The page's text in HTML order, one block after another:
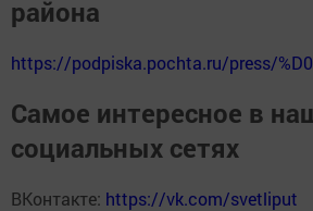
района
https://podpiska.pochta.ru/press/
Самое интересное в
социальных сетях
ВКонтакте: https://vk.com/svetliput